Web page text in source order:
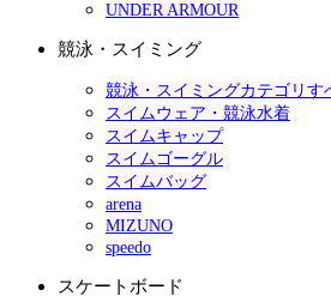
UNDER ARMOUR
競泳・スイミング
競泳・スイミングカテゴリす
スイムウェア・競泳水着
スイムキャップ
スイムゴーグル
スイムバッグ
arena
MIZUNO
speedo
スケートボード